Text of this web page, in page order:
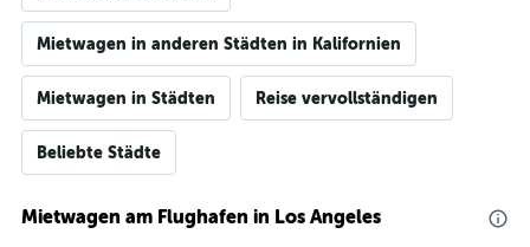
Mietwagen in anderen Städten in Kalifornien
Mietwagen in Städten Reise vervollständigen
Beliebte Städte
Mietwagen am Flughafen in Los Angeles